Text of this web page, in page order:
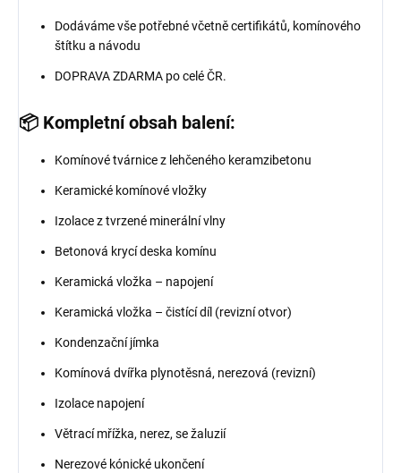
Dodáváme vše potřebné včetně certifikátů, komínového
štítku a návodu
DOPRAVA ZDARMA po celé ČR.
📦 Kompletní obsah balení:
Komínové tvárnice z lehčeného keramzibetonu
Keramické komínové vložky
Izolace z tvrzené minerální vlny
Betonová krycí deska komínu
Keramická vložka – napojení
Keramická vložka – čistící díl (revizní otvor)
Kondenzační jímka
Komínová dvířka plynotěsná, nerezová (revizní)
Izolace napojení
Větrací mřížka, nerez, se žaluzií
Nerezové kónické ukončení